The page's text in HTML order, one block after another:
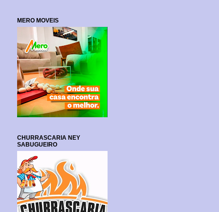
MERO MOVEIS
CHURRASCARIA NEY
SABUGUEIRO